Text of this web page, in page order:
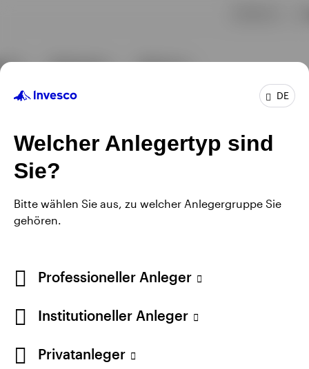
DE
Welcher Anlegertyp sind
Sie?
Bitte wählen Sie aus, zu welcher Anlegergruppe Sie
gehören.
Professioneller Anleger
Institutioneller Anleger
Privatanleger